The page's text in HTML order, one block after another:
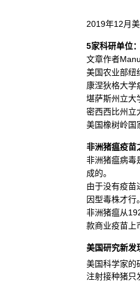
2019年12月
5家科研单位：
文章作者
美国农业部
康涅狄格大学
堪萨斯州立大
密西西比州立
美国橡树岭
非洲猪瘟疫苗
非洲猪瘟病毒
成的。
由于没有疫苗
因型毒株才行。
非洲猪瘟从
款商业疫苗上
美国研究新发
美国科学家的
注射接种猪只